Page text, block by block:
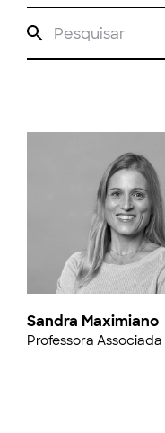
Sandra Maximiano
Professora Associada